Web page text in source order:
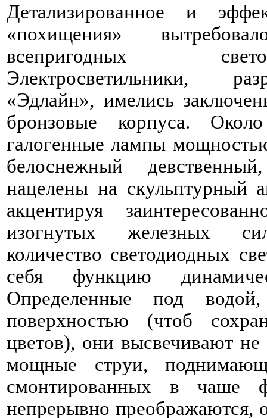
Детализированное и
«похищения»
всепригодных
Электросветильники,
«Эдлайн», имелись
бронзовые корпуса.
галогенные лампы
белоснежный
нацелены на скульптурный
акцентируя
изогнутых железных
количество светодиодных
себя функцию
Определенные под
поверхностью (чтоб
цветов), они высвечивают
мощные струи,
смонтированных в чаше
непрерывно преображаются,